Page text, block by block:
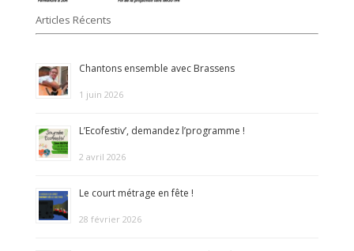
Articles Récents
Chantons ensemble avec Brassens
1 juin 2026
L’Ecofestiv’, demandez l’programme !
2 avril 2026
Le court métrage en fête !
28 février 2026